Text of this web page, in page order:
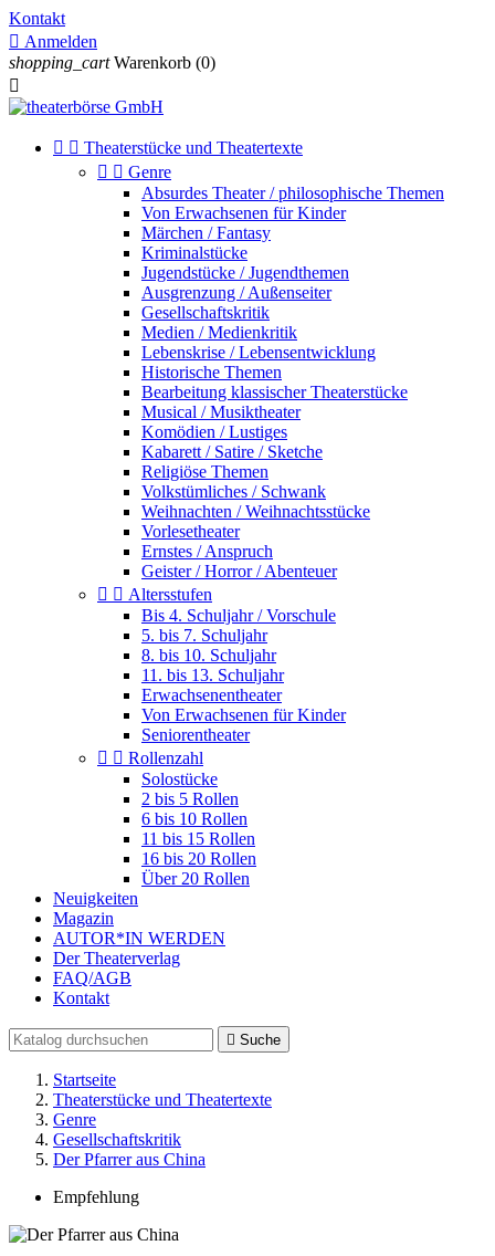
Kontakt
 Anmelden
shopping_cart Warenkorb (0)

  Theaterstücke und Theatertexte
  Genre
Absurdes Theater / philosophische Themen
Von Erwachsenen für Kinder
Märchen / Fantasy
Kriminalstücke
Jugendstücke / Jugendthemen
Ausgrenzung / Außenseiter
Gesellschaftskritik
Medien / Medienkritik
Lebenskrise / Lebensentwicklung
Historische Themen
Bearbeitung klassischer Theaterstücke
Musical / Musiktheater
Komödien / Lustiges
Kabarett / Satire / Sketche
Religiöse Themen
Volkstümliches / Schwank
Weihnachten / Weihnachtsstücke
Vorlesetheater
Ernstes / Anspruch
Geister / Horror / Abenteuer
  Altersstufen
Bis 4. Schuljahr / Vorschule
5. bis 7. Schuljahr
8. bis 10. Schuljahr
11. bis 13. Schuljahr
Erwachsenentheater
Von Erwachsenen für Kinder
Seniorentheater
  Rollenzahl
Solostücke
2 bis 5 Rollen
6 bis 10 Rollen
11 bis 15 Rollen
16 bis 20 Rollen
Über 20 Rollen
Neuigkeiten
Magazin
AUTOR*IN WERDEN
Der Theaterverlag
FAQ/AGB
Kontakt
 Suche
Startseite
Theaterstücke und Theatertexte
Genre
Gesellschaftskritik
Der Pfarrer aus China
Empfehlung